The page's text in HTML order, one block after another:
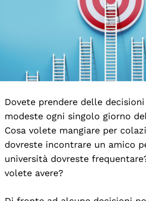
Dovete prendere delle
modeste ogni singolo giorno
Cosa volete mangiare per
dovreste incontrare un amico
università dovreste
volete avere?